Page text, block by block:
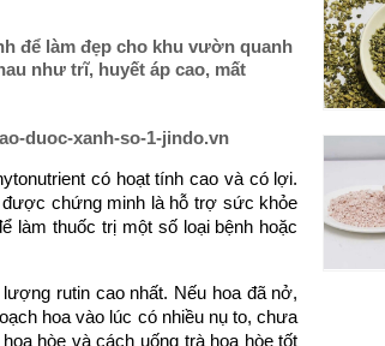
để làm đẹp cho khu vườn quanh
như trĩ, huyết áp cao, mất
duoc-xanh-so-1-jindo.vn
có hoạt tính cao và có lợi.
được chứng minh là hỗ trợ sức khỏe
làm thuốc trị một số loại bệnh hoặc
rutin cao nhất. Nếu hoa đã nở,
hoa vào lúc có nhiều nụ to, chưa
hòe và cách uống trà hoa hòe tốt